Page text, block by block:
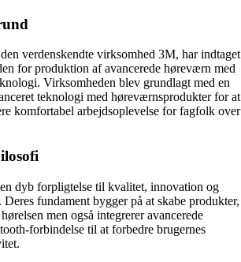
verdenskendte virksomhed 3M, har indtaget
for produktion af avancerede høreværn med
Virksomheden blev grundlagt med en
teknologi med høreværnsprodukter for at
komfortabel arbejdsoplevelse for fagfolk over
dyb forpligtelse til kvalitet, innovation og
Deres fundament bygger på at skabe produkter,
men også integrerer avancerede
forbindelse til at forbedre brugernes